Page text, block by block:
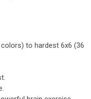
to hardest 6x6 (36